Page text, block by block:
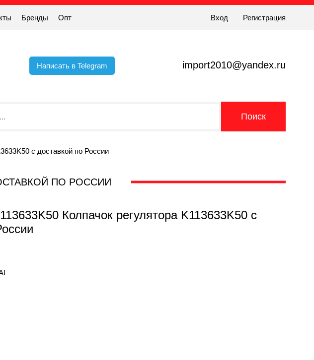
Бренды Опт Вход Регистрация
Написать в Telegram import2010@yandex.ru
с доставкой по России
ПО РОССИИ
Колпачок регулятора K113633K50 с